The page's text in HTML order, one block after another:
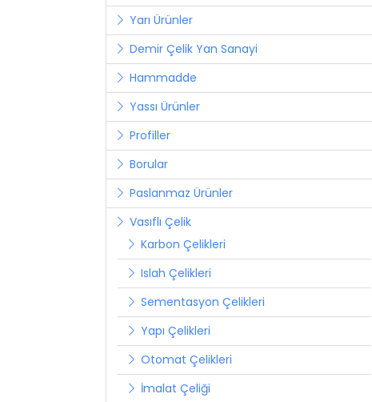
Yarı Ürünler
Demir Çelik Yan Sanayi
Hammadde
Yassı Ürünler
Profiller
Borular
Paslanmaz Ürünler
Vasıflı Çelik
Karbon Çelikleri
Islah Çelikleri
Sementasyon Çelikleri
Yapı Çelikleri
Otomat Çelikleri
İmalat Çeliği